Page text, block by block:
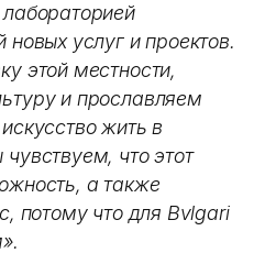
услуг и проектов.
этой местности,
и прославляем
жить в
что этот
а также
потому что для Bvlgari